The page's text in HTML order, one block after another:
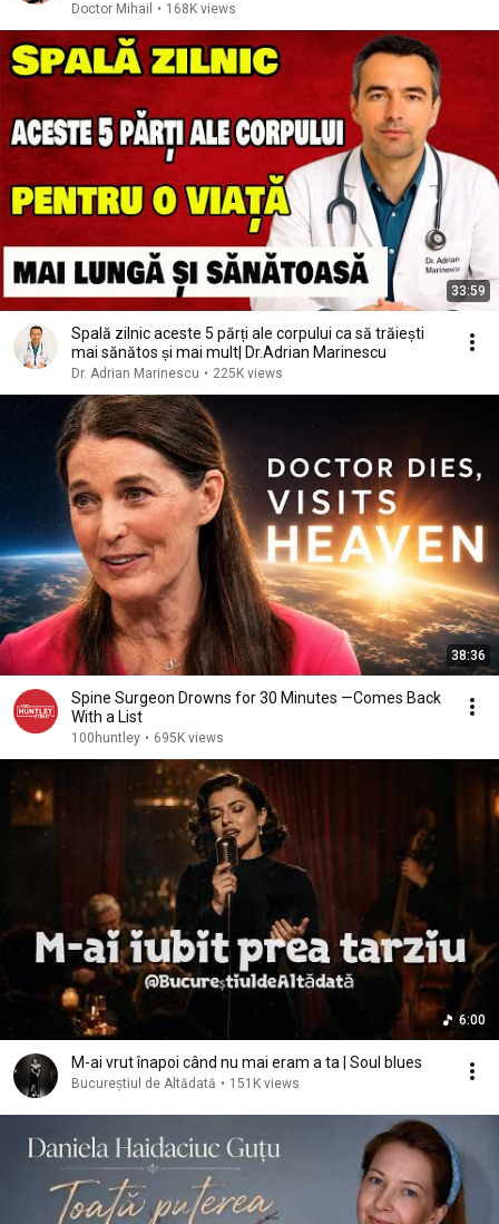
Doctor Mihail • 168K views
33:59
Spală zilnic aceste 5 părți ale corpului ca să trăiești
mai sănătos și mai mult| Dr.Adrian Marinescu
Dr. Adrian Marinescu • 225K views
38:36
Spine Surgeon Drowns for 30 Minutes —Comes Back
With a List
100huntley • 695K views
6:00
M-ai vrut înapoi când nu mai eram a ta | Soul blues
Bucureștiul de Altădată • 151K views